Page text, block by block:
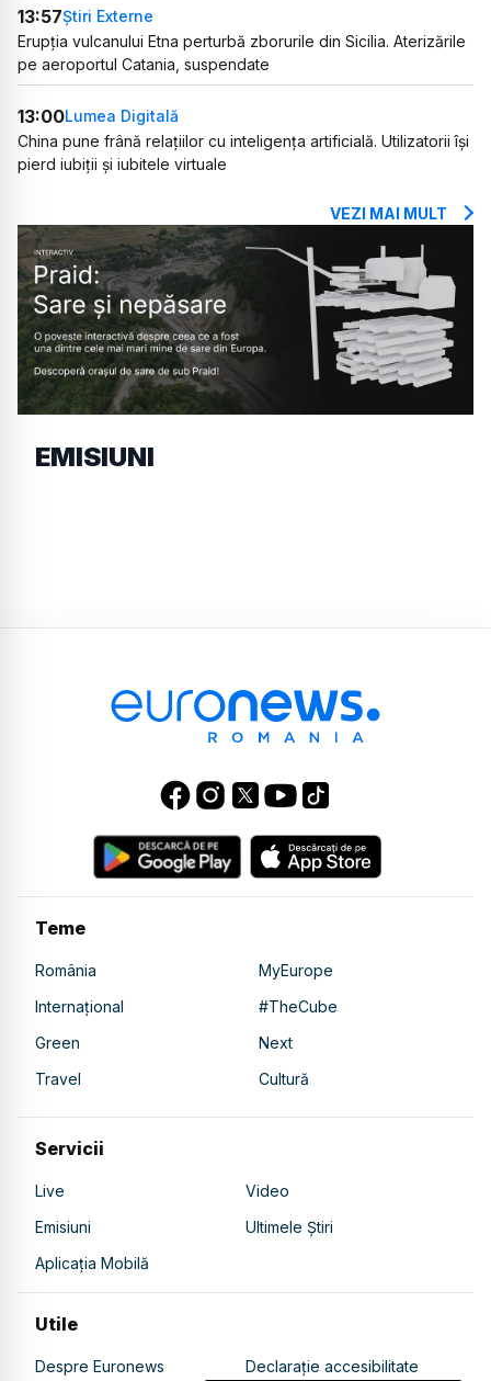
13:57Știri Externe
Erupția vulcanului Etna perturbă zborurile din Sicilia. Aterizările
pe aeroportul Catania, suspendate
13:00Lumea Digitală
China pune frână relațiilor cu inteligența artificială. Utilizatorii își
pierd iubiții și iubitele virtuale
VEZI MAI MULT
EMISIUNI
Teme
România
MyEurope
Internațional
#TheCube
Green
Next
Travel
Cultură
Servicii
Live
Video
Emisiuni
Ultimele Știri
Aplicația Mobilă
Utile
Despre Euronews Declarație accesibilitate